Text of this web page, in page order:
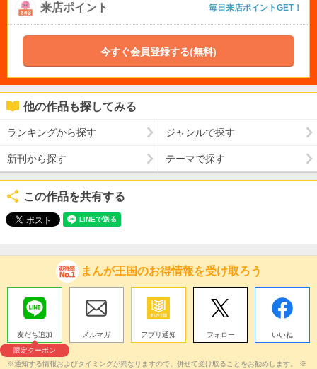
来店ポイント 毎日来店ポイントGET！
今すぐ会員登録する(無料)
他の作品も探してみる
ランキングから探す ジャンルで探す
新刊から探す テーマで探す
この作品を共有する
まんが王国のお得情報を受け取ろう
友だち追加
限定クーポン
メルマガ アプリ通知 フォロー いいね
※通知する情報およびタイミングが異なりますので、併せて受け取ることをお勧めします。 ※